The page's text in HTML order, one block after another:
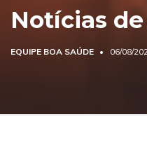
Notícias
EQUIPE BOA SAÚDE 06/08/